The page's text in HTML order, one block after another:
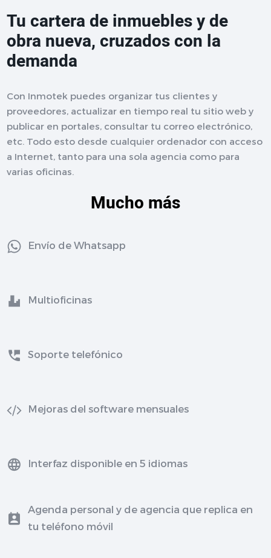
Tu cartera de inmuebles y de
obra nueva, cruzados con la
demanda
Con Inmotek puedes organizar tus clientes y
proveedores, actualizar en tiempo real tu sitio web y
publicar en portales, consultar tu correo electrónico,
etc. Todo esto desde cualquier ordenador con acceso
a Internet, tanto para una sola agencia como para
varias oficinas.
Mucho más
Envío de Whatsapp
Multioficinas
Soporte telefónico
Mejoras del software mensuales
Interfaz disponible en 5 idiomas
Agenda personal y de agencia que replica en
tu teléfono móvil